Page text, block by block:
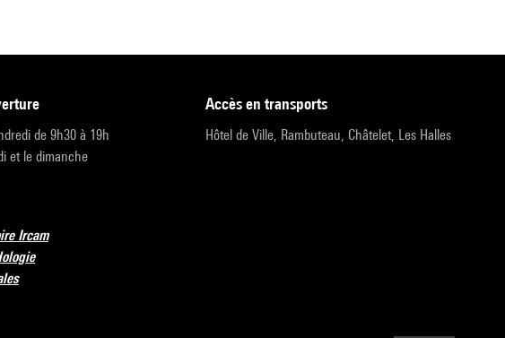
de 9h30 à 19h
et le dimanche
accès en transports
Hôtel de Ville, Rambuteau, Châtelet, Les Halles
Ircam